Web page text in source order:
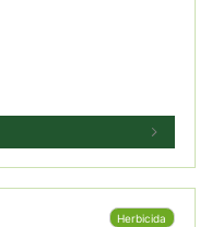
Herbicida